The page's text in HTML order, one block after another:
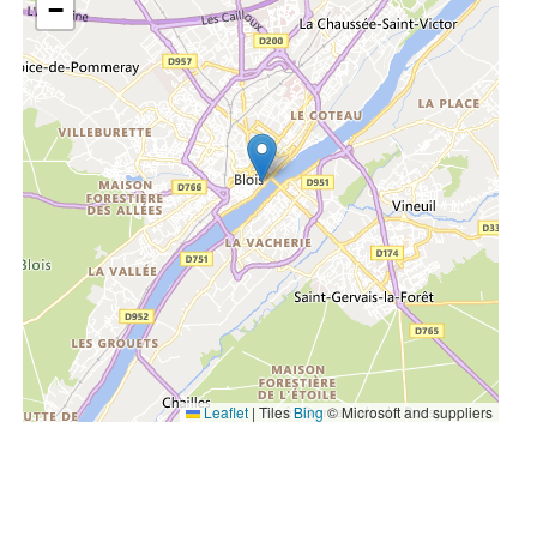
−
Leaflet | TilesBing© Microsoft and suppliers